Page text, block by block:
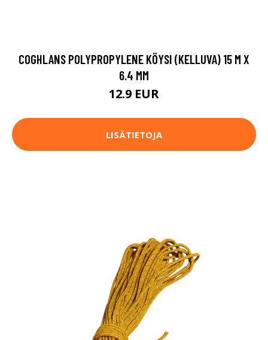
COGHLANS POLYPROPYLENE KÖYSI (KELLUVA) 15 M X
6.4 MM
12.9 EUR
LISÄTIETOJA